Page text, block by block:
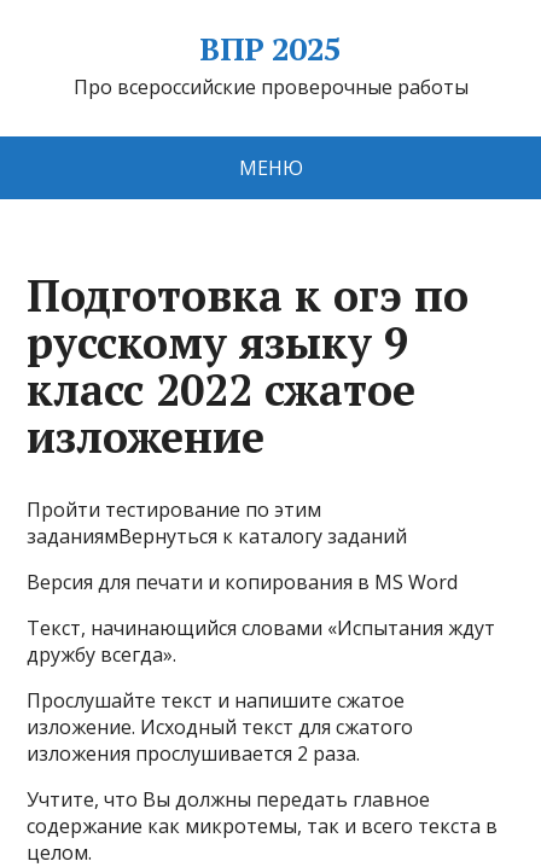
ВПР 2025
Про всероссийские проверочные работы
МЕНЮ
Подготовка к огэ по
русскому языку 9
класс 2022 сжатое
изложение
Пройти тестирование по этим
заданиямВернуться к каталогу заданий
Версия для печати и копирования в MS Word
Текст, начинающийся словами «Испытания ждут
дружбу всегда».
Прослушайте текст и напишите сжатое
изложение. Исходный текст для сжатого
изложения прослушивается 2 раза.
Учтите, что Вы должны передать главное
содержание как микротемы, так и всего текста в
целом.